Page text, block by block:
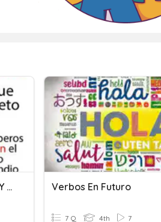
Verbos En Pasado, Presente Y Futuro Verbos En Futuro
7 Q 4th 7